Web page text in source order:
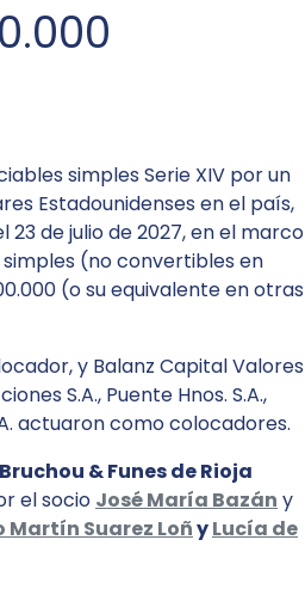
simples Serie XIV por un
Estadounidenses en el país,
de julio de 2027, en el marco
(no convertibles en
(o su equivalente en otras
y Balanz Capital Valores
S.A., Puente Hnos. S.A.,
actuaron como colocadores.
Bruchou & Funes de Rioja
el socio José María Bazán y
Martín Suarez LoñyLucía de